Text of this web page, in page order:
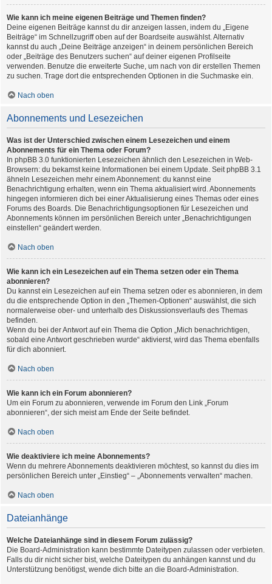
Wie kann ich meine eigenen Beiträge und Themen finden?
Deine eigenen Beiträge kannst du dir anzeigen lassen, indem du „Eigene
Beiträge“ im Schnellzugriff oben auf der Boardseite auswählst. Alternativ
kannst du auch „Deine Beiträge anzeigen“ in deinem persönlichen Bereich
oder „Beiträge des Benutzers suchen“ auf deiner eigenen Profilseite
verwenden. Benutze die erweiterte Suche, um nach von dir erstellen Themen
zu suchen. Trage dort die entsprechenden Optionen in die Suchmaske ein.
Nach oben
Abonnements und Lesezeichen
Was ist der Unterschied zwischen einem Lesezeichen und einem
Abonnements für ein Thema oder Forum?
In phpBB 3.0 funktionierten Lesezeichen ähnlich den Lesezeichen in Web-
Browsern: du bekamst keine Informationen bei einem Update. Seit phpBB 3.1
ähneln Lesezeichen mehr einem Abonnement: du kannst eine
Benachrichtigung erhalten, wenn ein Thema aktualisiert wird. Abonnements
hingegen informieren dich bei einer Aktualisierung eines Themas oder eines
Forums des Boards. Die Benachrichtigungsoptionen für Lesezeichen und
Abonnements können im persönlichen Bereich unter „Benachrichtigungen
einstellen“ geändert werden.
Nach oben
Wie kann ich ein Lesezeichen auf ein Thema setzen oder ein Thema
abonnieren?
Du kannst ein Lesezeichen auf ein Thema setzen oder es abonnieren, in dem
du die entsprechende Option in den „Themen-Optionen“ auswählst, die sich
normalerweise ober- und unterhalb des Diskussionsverlaufs des Themas
befinden.
Wenn du bei der Antwort auf ein Thema die Option „Mich benachrichtigen,
sobald eine Antwort geschrieben wurde“ aktivierst, wird das Thema ebenfalls
für dich abonniert.
Nach oben
Wie kann ich ein Forum abonnieren?
Um ein Forum zu abonnieren, verwende im Forum den Link „Forum
abonnieren“, der sich meist am Ende der Seite befindet.
Nach oben
Wie deaktiviere ich meine Abonnements?
Wenn du mehrere Abonnements deaktivieren möchtest, so kannst du dies im
persönlichen Bereich unter „Einstieg“ – „Abonnements verwalten“ machen.
Nach oben
Dateianhänge
Welche Dateianhänge sind in diesem Forum zulässig?
Die Board-Administration kann bestimmte Dateitypen zulassen oder verbieten.
Falls du dir nicht sicher bist, welche Dateitypen du anhängen kannst und du
Unterstützung benötigst, wende dich bitte an die Board-Administration.